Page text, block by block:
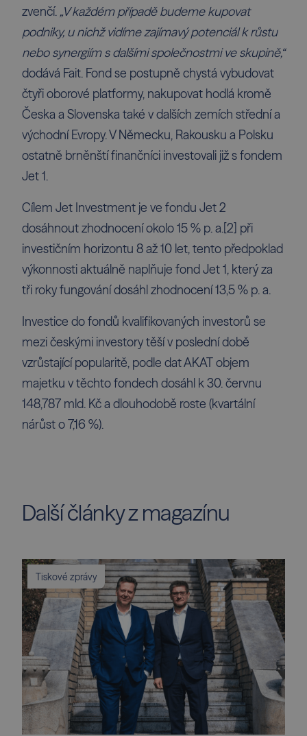
zvenčí. „V každém případě budeme kupovat
podniky, u nichž vidíme zajímavý potenciál k růstu
nebo synergiím s dalšími společnostmi ve skupině,“
dodává Fait. Fond se postupně chystá vybudovat
čtyři oborové platformy, nakupovat hodlá kromě
Česka a Slovenska také v dalších zemích střední a
východní Evropy. V Německu, Rakousku a Polsku
ostatně brněnští finančníci investovali již s fondem
Jet 1.
Cílem Jet Investment je ve fondu Jet 2
dosáhnout zhodnocení okolo 15 % p. a.[2] při
investičním horizontu 8 až 10 let, tento předpoklad
výkonnosti aktuálně naplňuje fond Jet 1, který za
tři roky fungování dosáhl zhodnocení 13,5 % p. a.
Investice do fondů kvalifikovaných investorů se
mezi českými investory těší v poslední době
vzrůstající popularitě, podle dat AKAT objem
majetku v těchto fondech dosáhl k 30. červnu
148,787 mld. Kč a dlouhodobě roste (kvartální
nárůst o 7,16 %).
Další články z magazínu
Tiskové zprávy